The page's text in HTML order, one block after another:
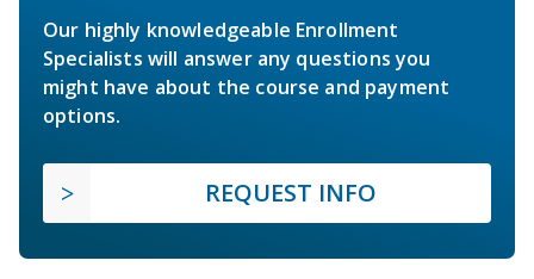
Our highly knowledgeable Enrollment
Specialists will answer any questions you
might have about the course and payment
options.
REQUEST INFO